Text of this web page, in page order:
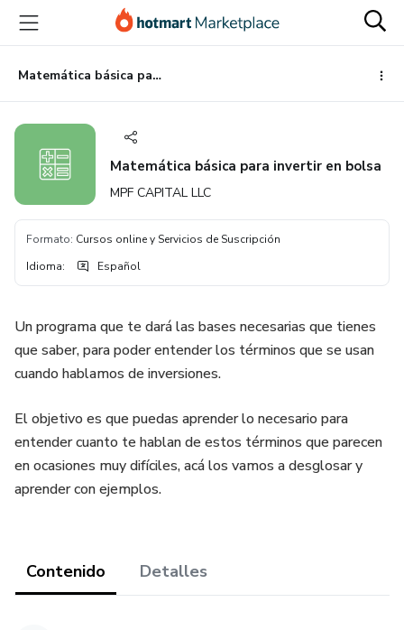
principal
página
de
página
Matemática básica para invertir en bolsa
Matemática básica para invertir en bolsa
MPF CAPITAL LLC
Formato: Cursos online y Servicios de Suscripción
Idioma: Español
Un programa que te dará las bases necesarias que tienes
que saber, para poder entender los términos que se usan
cuando hablamos de inversiones.
El objetivo es que puedas aprender lo necesario para
entender cuanto te hablan de estos términos que parecen
en ocasiones muy difíciles, acá los vamos a desglosar y
aprender con ejemplos.
Contenido Detalles